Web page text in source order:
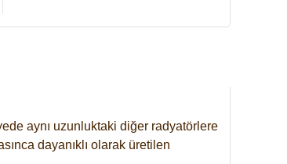
aynı uzunluktaki diğer radyatörlere
dayanıklı olarak üretilen